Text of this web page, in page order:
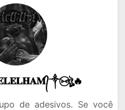
de adesivos. Se você